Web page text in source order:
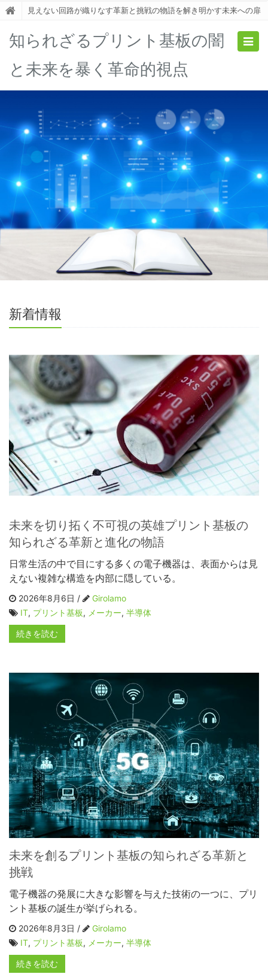
見えない回路が織りなす革新と挑戦の物語を解き明かす未来への扉
知られざるプリント基板の闇
と未来を暴く革命的視点
新着情報
未来を切り拓く不可視の英雄プリント基板の
知られざる革新と進化の物語
日常生活の中で目にする多くの電子機器は、表面からは見
えない複雑な構造を内部に隠している。
2026年8月6日 /
Girolamo
IT, プリント基板, メーカー, 半導体
続きを読む
未来を創るプリント基板の知られざる革新と
挑戦
電子機器の発展に大きな影響を与えた技術の一つに、プリ
ント基板の誕生が挙げられる。
2026年8月3日 /
Girolamo
IT, プリント基板, メーカー, 半導体
続きを読む